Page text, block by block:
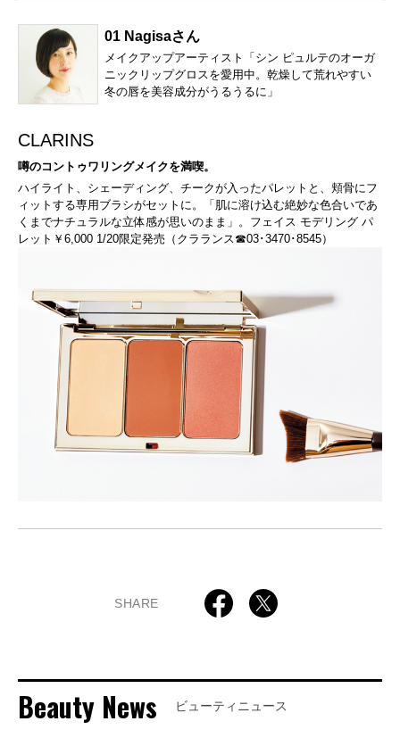
01 Nagisaさん
メイクアップアーティスト「シン ピュルテのオーガ
ニックリップグロスを愛用中。乾燥して荒れやすい
冬の唇を美容成分がうるうるに」
CLARINS
噂のコントゥワリングメイクを満喫。
ハイライト、シェーディング、チークが入ったパレットと、頬骨にフ
ィットする専用ブラシがセットに。「肌に溶け込む絶妙な色合いであ
くまでナチュラルな立体感が思いのまま」。フェイス モデリング パ
レット￥6,000 1/20限定発売（クラランス☎03･3470･8545）
SHARE
Beauty News ビューティニュース